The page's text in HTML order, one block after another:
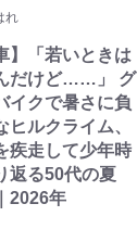
れ
】「若いときは
だけど……」 グ
イクで暑さに負
ヒルクライム、
疾走して少年時
返る50代の夏
2026年